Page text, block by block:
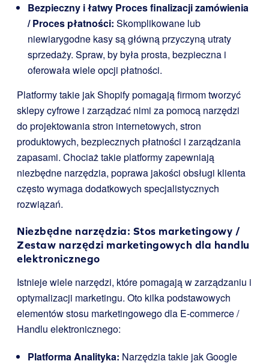
Bezpieczny i łatwy Proces finalizacji zamówienia
/ Proces płatności: Skomplikowane lub
niewiarygodne kasy są główną przyczyną utraty
sprzedaży. Spraw, by była prosta, bezpieczna i
oferowała wiele opcji płatności.
Platformy takie jak Shopify pomagają firmom tworzyć
sklepy cyfrowe i zarządzać nimi za pomocą narzędzi
do projektowania stron internetowych, stron
produktowych, bezpiecznych płatności i zarządzania
zapasami. Chociaż takie platformy zapewniają
niezbędne narzędzia, poprawa jakości obsługi klienta
często wymaga dodatkowych specjalistycznych
rozwiązań.
Niezbędne narzędzia: Stos marketingowy /
Zestaw narzędzi marketingowych dla handlu
elektronicznego
Istnieje wiele narzędzi, które pomagają w zarządzaniu i
optymalizacji marketingu. Oto kilka podstawowych
elementów stosu marketingowego dla E-commerce /
Handlu elektronicznego:
Platforma Analityka: Narzędzia takie jak Google